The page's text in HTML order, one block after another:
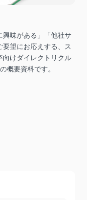
興味がある」「他社サ
望にお応えする、ス
けダイレクトリクル
概要資料です。